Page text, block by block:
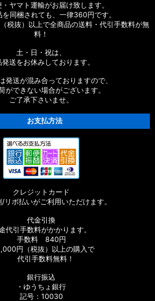
・ヤマト運輸がお届け致します。
を同梱されても、一律360円です。
税抜）以上で全商品の送料・代引手数料が無
料！
土・日・祝は、
送をお休みしております。
発送が混み合っておりますので、
ができない場合がございます。
ご了承下さいませ。
お支払方法
クレジットカード
リボ払いがご利用いただけます。
代金引換
代引手数料がかかります。
手数料 840円
円（税抜）以上の購入で
代引手数料無料！
銀行振込
・ゆうちょ銀行
記号：10030